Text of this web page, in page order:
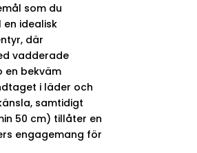
som du
idealisk
där
vadderade
en bekväm
i läder och
samtidigt
50 cm) tillåter en
engagemang för